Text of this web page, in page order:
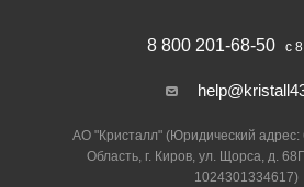
8 800 201-68-50 с
АО "Кристалл" (Юридический адрес:
Область, г. Киров, ул. Щорса, д.
1024301334617)